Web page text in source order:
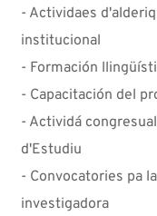
- Actividaes
institucional
- Formación
- Capacitación del
- Actividá
d'Estudiu
- Convocatories pa
investigadora